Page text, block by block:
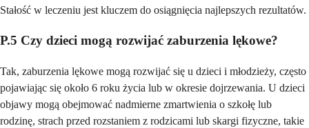
Stałość w leczeniu jest kluczem do osiągnięcia najlepszych rezultatów.
P.5 Czy dzieci mogą rozwijać zaburzenia lękowe?
Tak, zaburzenia lękowe mogą rozwijać się u dzieci i młodzieży, często
pojawiając się około 6 roku życia lub w okresie dojrzewania. U dzieci
objawy mogą obejmować nadmierne zmartwienia o szkołę lub
rodzinę, strach przed rozstaniem z rodzicami lub skargi fizyczne, takie